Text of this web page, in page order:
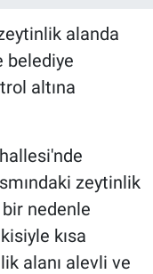
alanda
belediye
altına
zeytinlik
nedenle
kısa
alanı alevli ve